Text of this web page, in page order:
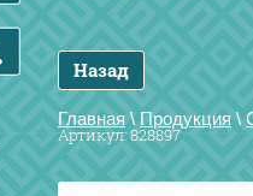
Назад
Главная\Продукция\
Артикул:828897